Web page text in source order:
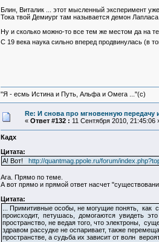
Блин, Виталик ... этот мысленный эксперимент
Тока твой Демиург там называется демон
Ну и сколько можно-то все тем же местом да на
С 19 века наука сильно вперед продвинулась (в
"Я - есмь Истина и Путь, Альфа и Омега ..."(с)
Re: И снова про мгновенную
« Ответ #132 : 11 Сентября 2010, 21:45:06
Кадх
Цитата:
А! Вот!
http://quantmag.ppole.ru/forum/
Ага. Прямо по теме.
А вот прямо и прямой ответ насчет
Цитата:
... Примитивные особы, не могущие понять, как
происходит, петушась, домогаются увидеть
пространство, не ведая того, что электроны,
здравом рассудке не оспаривает, также
пространстве, а судьба их зависит от волн